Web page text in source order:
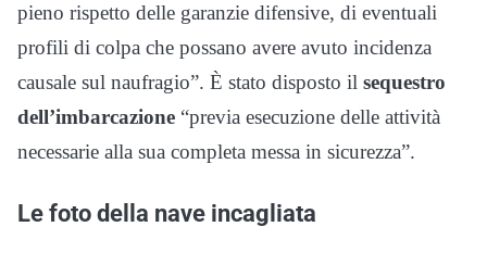
pieno rispetto delle garanzie difensive, di eventuali
profili di colpa che possano avere avuto incidenza
causale sul naufragio”. È stato disposto il sequestro
dell’imbarcazione “previa esecuzione delle attività
necessarie alla sua completa messa in sicurezza”.
Le foto della nave incagliata